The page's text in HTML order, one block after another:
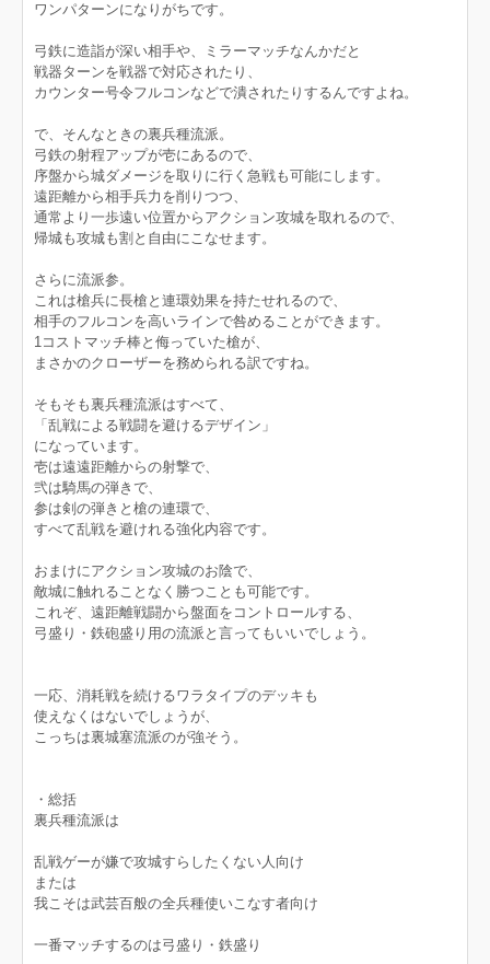
ワンパターンになりがちです。
弓鉄に造詣が深い相手や、ミラーマッチなんかだと
戦器ターンを戦器で対応されたり、
カウンター号令フルコンなどで潰されたりするんですよね。
で、そんなときの裏兵種流派。
弓鉄の射程アップが壱にあるので、
序盤から城ダメージを取りに行く急戦も可能にします。
遠距離から相手兵力を削りつつ、
通常より一歩遠い位置からアクション攻城を取れるので、
帰城も攻城も割と自由にこなせます。
さらに流派参。
これは槍兵に長槍と連環効果を持たせれるので、
相手のフルコンを高いラインで咎めることができます。
1コストマッチ棒と侮っていた槍が、
まさかのクローザーを務められる訳ですね。
そもそも裏兵種流派はすべて、
「乱戦による戦闘を避けるデザイン」
になっています。
壱は遠遠距離からの射撃で、
弐は騎馬の弾きで、
参は剣の弾きと槍の連環で、
すべて乱戦を避けれる強化内容です。
おまけにアクション攻城のお陰で、
敵城に触れることなく勝つことも可能です。
これぞ、遠距離戦闘から盤面をコントロールする、
弓盛り・鉄砲盛り用の流派と言ってもいいでしょう。
一応、消耗戦を続けるワラタイプのデッキも
使えなくはないでしょうが、
こっちは裏城塞流派のが強そう。
・総括
裏兵種流派は
乱戦ゲーが嫌で攻城すらしたくない人向け
または
我こそは武芸百般の全兵種使いこなす者向け
一番マッチするのは弓盛り・鉄盛り